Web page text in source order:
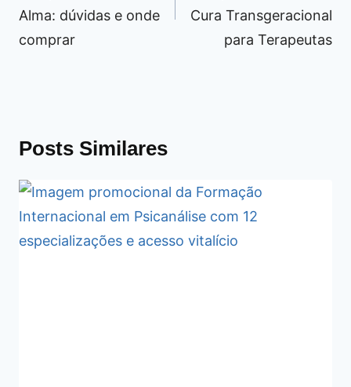
Alma: dúvidas e onde
comprar
Cura Transgeracional
para Terapeutas
Posts Similares